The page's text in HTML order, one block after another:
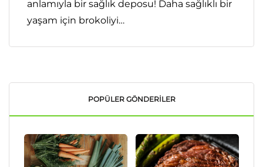
anlamıyla bir sağlık deposu! Daha sağlıklı bir
yaşam için brokoliyi…
POPÜLER GÖNDERILER